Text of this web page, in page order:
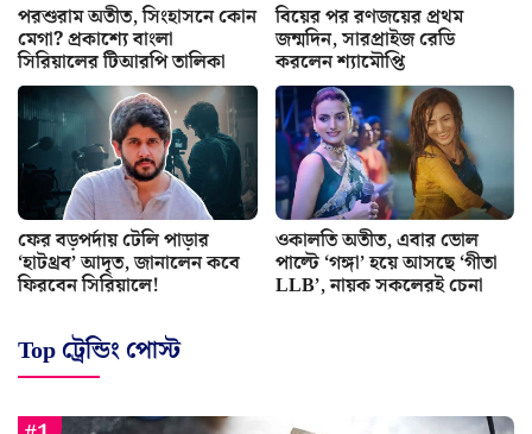
পরশুরাম অতীত, সিংহাসনে কোন
মেগা? প্রকাশ্যে বাংলা
সিরিয়ালের টিআরপি তালিকা
বিয়ের পর রণজয়ের প্রথম
জন্মদিন, সারপ্রাইজ রেডি
করলেন শ্যামৌপ্তি
ফের বড়পর্দায় টেলি পাড়ার
‘হাটথ্রব’ আদৃত, জানালেন কবে
ফিরবেন সিরিয়ালে!
ওকালতি অতীত, এবার ভোল
পাল্টে ‘গঙ্গা’ হয়ে আসছে ‘গীতা
LLB’, নায়ক সকলেরই চেনা
Top ট্রেন্ডিং পোস্ট